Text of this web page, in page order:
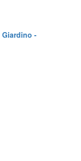
Giardino -